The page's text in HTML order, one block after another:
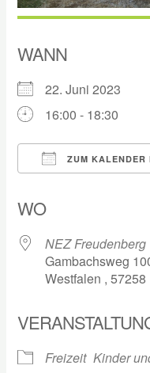
WANN
22. Juni 2023
16:00 - 18:30
ZUM KALENDER
WO
NEZ Freudenberg
Gambachsweg
Westfalen , 57258
Freizeit Kinder